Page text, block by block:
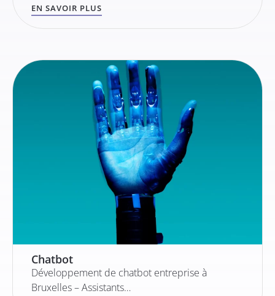
EN SAVOIR PLUS
Chatbot
Développement de chatbot entreprise à
Bruxelles – Assistants…